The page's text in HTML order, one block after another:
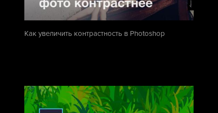
Как увеличить контрастность в Photoshop